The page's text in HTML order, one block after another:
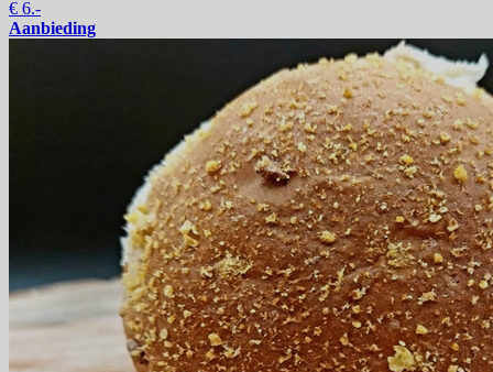
€ 6.-
Aanbieding